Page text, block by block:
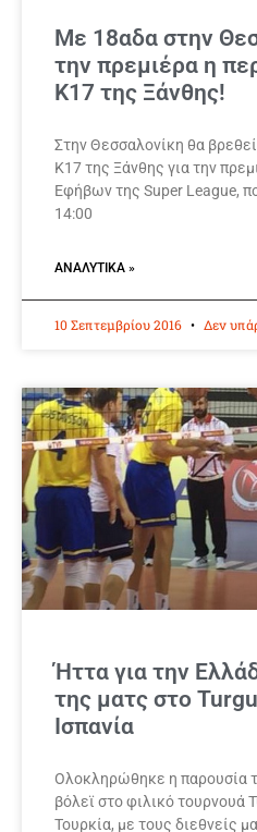
Με 18αδα στην
την πρεμιέρα η
Κ17 της Ξάνθης!
Στην Θεσσαλονίκη θα
Κ17 της Ξάνθης για την
Εφήβων της Super League,
14:00
ΑΝΑΛΥΤΙΚΆ »
10 Σεπτεμβρίου 2016 Δεν
Ήττα για την
της ματς στο
Ισπανία
Ολοκληρώθηκε η παρουσία
βόλεϊ στο φιλικό τουρνουά
Τουρκία, με τους διεθνείς